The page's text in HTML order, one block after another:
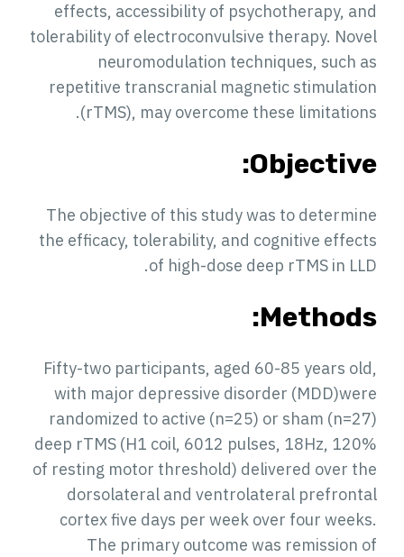
effects, accessibility of psychotherapy, and
tolerability of electroconvulsive therapy. Novel
neuromodulation techniques, such as
repetitive transcranial magnetic stimulation
(rTMS), may overcome these limitations.
Objective:
The objective of this study was to determine
the efficacy, tolerability, and cognitive effects
of high-dose deep rTMS in LLD.
Methods:
Fifty-two participants, aged 60-85 years old,
with major depressive disorder (MDD)were
randomized to active (n=25) or sham (n=27)
deep rTMS (H1 coil, 6012 pulses, 18Hz, 120%
of resting motor threshold) delivered over the
dorsolateral and ventrolateral prefrontal
cortex five days per week over four weeks.
The primary outcome was remission of